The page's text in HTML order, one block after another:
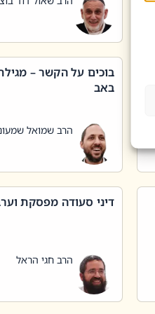
בוכים על הקשר –
באב
הרב שמואל
דיני סעודה מפסקת
הרב חגי הראל